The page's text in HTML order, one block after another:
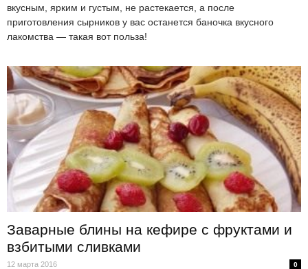
вкусным, ярким и густым, не растекается, а после
приготовления сырников у вас останется баночка вкусного
лакомства — такая вот польза!
Заварные блины на кефире с фруктами и
взбитыми сливками
12 марта 2016 0